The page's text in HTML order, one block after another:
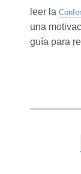
leer la
una
guía para